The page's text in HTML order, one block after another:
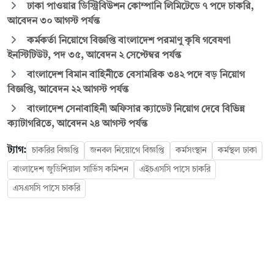
ঢাকা পাওয়ার ডিস্ট্রিবিউশন কোম্পানি লিমিটেডে ৭ পদে চাকরি,
আবেদন ৩০ আগস্ট পর্যন্ত
কর্মকর্তা নিয়োগে বিজ্ঞপ্তি বাংলাদেশ পরমাণু কৃষি গবেষণা
ইনস্টিটিউট, পদ ৩৫, আবেদন ২ সেপ্টেম্বর পর্যন্ত
বাংলাদেশ বিমান বাহিনীতে বেসামরিক ৩৪২ পদে বড় নিয়োগ
বিজ্ঞপ্তি, আবেদন ২২ আগস্ট পর্যন্ত
বাংলাদেশ সেনাবাহিনী অফিসার ক্যাডেট নিয়োগ দেবে বিভিন্ন
ক্যাটাগরিতে, আবেদন ২৪ আগস্ট পর্যন্ত
ট্যাগ: চাকরির বিজ্ঞপ্তি জনবল নিয়োগে বিজ্ঞপ্তি কর্মসংস্থান কর্মস্থল ঢাকা
বাংলাদেশ জুডিশিয়াল সার্ভিস কমিশন এইচএসসি পাসে চাকরি
এসএসসি পাসে চাকরি